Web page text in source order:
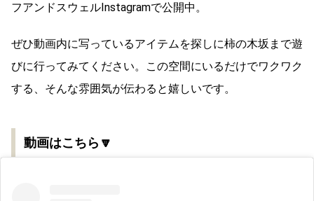
フアンドスウェルInstagramで公開中。
ぜひ動画内に写っているアイテムを探しに柿の木坂まで遊
びに行ってみてください。この空間にいるだけでワクワク
する、そんな雰囲気が伝わると嬉しいです。
動画はこちら🔽